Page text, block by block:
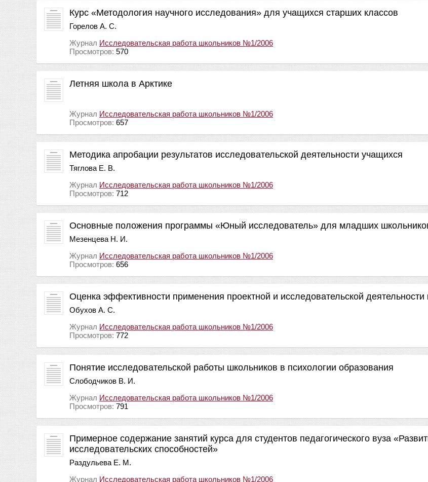
Курс «Методология научного исследования» для учащихся старших классов
Горелов А. С.
Журнал Исследовательская работа школьников №1/2006
Просмотров: 570
Летняя школа в Арктике
Журнал Исследовательская работа школьников №1/2006
Просмотров: 657
Методика апробации результатов исследовательской деятельности учащихся
Тяглова Е. В.
Журнал Исследовательская работа школьников №1/2006
Просмотров: 712
Основные положения программы «Юный исследователь» для младших
Мезенцева Н. И.
Журнал Исследовательская работа школьников №1/2006
Просмотров: 656
Оценка эффективности применения проектной и исследовательской деятельности
Обухов А. С.
Журнал Исследовательская работа школьников №1/2006
Просмотров: 772
Понятие исследовательской работы школьников в психологии образования
Слободчиков В. И.
Журнал Исследовательская работа школьников №1/2006
Просмотров: 791
Примерное содержание занятий курса для студентов педагогического вуза
исследовательских способностей»
Раздульева Е. М.
Журнал Исследовательская работа школьников №1/2006